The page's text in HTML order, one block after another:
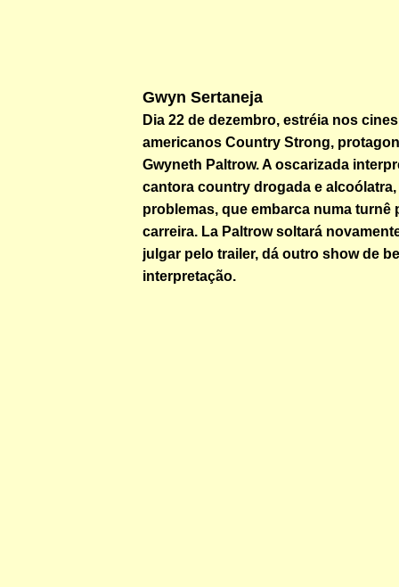
Gwyn Sertaneja
Dia 22 de dezembro, estréia nos
americanos Country Strong,
Gwyneth Paltrow. A oscarizada
cantora country drogada e alcoólatra,
problemas, que embarca numa turnê
carreira. La Paltrow soltará
julgar pelo trailer, dá outro show de
interpretação.